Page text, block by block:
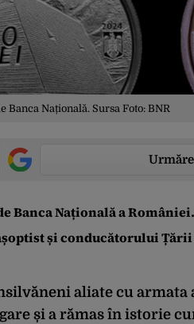
Banca Națională. Sursa Foto: BNR
Banca Națională a
și conducătorului
aliate cu armata
și a rămas în istorie